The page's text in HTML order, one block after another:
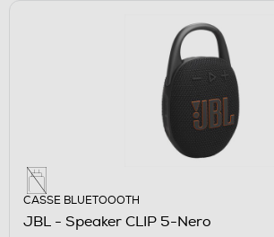
CASSE BLUETOOOTH
JBL - Speaker CLIP 5-Nero